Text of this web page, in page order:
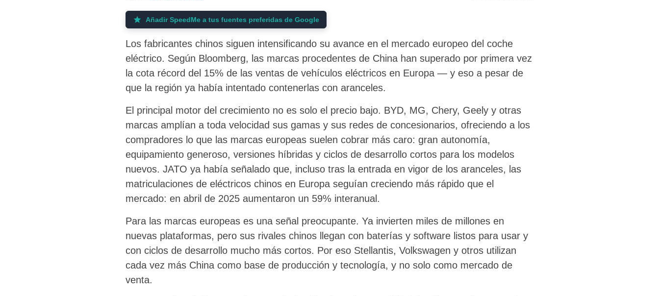
Añadir SpeedMe a tus fuentes preferidas de Google
Los fabricantes chinos siguen intensificando su avance en el mercado europeo del coche
eléctrico. Según Bloomberg, las marcas procedentes de China han superado por primera vez
la cota récord del 15% de las ventas de vehículos eléctricos en Europa — y eso a pesar de
que la región ya había intentado contenerlas con aranceles.
El principal motor del crecimiento no es solo el precio bajo. BYD, MG, Chery, Geely y otras
marcas amplían a toda velocidad sus gamas y sus redes de concesionarios, ofreciendo a los
compradores lo que las marcas europeas suelen cobrar más caro: gran autonomía,
equipamiento generoso, versiones híbridas y ciclos de desarrollo cortos para los modelos
nuevos. JATO ya había señalado que, incluso tras la entrada en vigor de los aranceles, las
matriculaciones de eléctricos chinos en Europa seguían creciendo más rápido que el
mercado: en abril de 2025 aumentaron un 59% interanual.
Para las marcas europeas es una señal preocupante. Ya invierten miles de millones en
nuevas plataformas, pero sus rivales chinos llegan con baterías y software listos para usar y
con ciclos de desarrollo mucho más cortos. Por eso Stellantis, Volkswagen y otros utilizan
cada vez más China como base de producción y tecnología, y no solo como mercado de
venta.